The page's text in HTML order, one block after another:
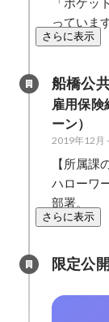
っています
さらに表示
船橋公
雇用保険
ーン）
2019年12月 -
【所属課
ハローワ
部署。
さらに表示
限定公